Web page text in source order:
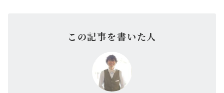
この記事を書いた人